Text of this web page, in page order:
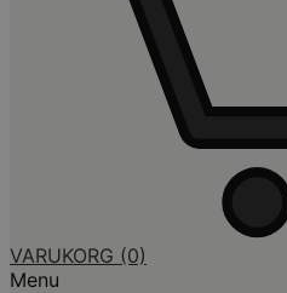
VARUKORG (0)
Menu